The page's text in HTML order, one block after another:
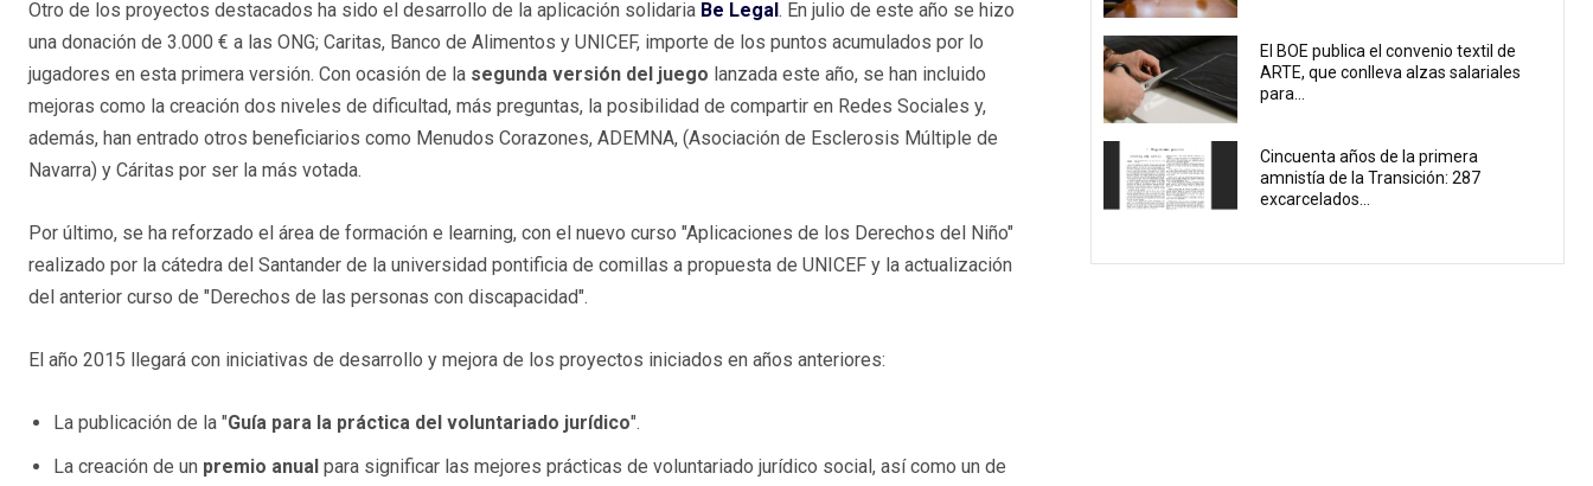
Otro de los proyectos destacados ha sido el desarrollo de la aplicación solidaria Be Legal . En julio de este año se hizo
una donación de 3.000 € a las ONG; Caritas, Banco de Alimentos y UNICEF, importe de los puntos acumulados por lo
jugadores en esta primera versión. Con ocasión de la segunda versión del juego lanzada este año, se han incluido
mejoras como la creación dos niveles de dificultad, más preguntas, la posibilidad de compartir en Redes Sociales y,
además, han entrado otros beneficiarios como Menudos Corazones, ADEMNA, (Asociación de Esclerosis Múltiple de
Navarra) y Cáritas por ser la más votada.
Por último, se ha reforzado el área de formación e learning, con el nuevo curso "Aplicaciones de los Derechos del Niño"
realizado por la cátedra del Santander de la universidad pontificia de comillas a propuesta de UNICEF y la actualización
del anterior curso de "Derechos de las personas con discapacidad".
El año 2015 llegará con iniciativas de desarrollo y mejora de los proyectos iniciados en años anteriores:
La publicación de la "Guía para la práctica del voluntariado jurídico".
La creación de un premio anual para significar las mejores prácticas de voluntariado jurídico social, así como un de
El BOE publica el convenio textil de
ARTE, que conlleva alzas salariales
para...
Cincuenta años de la primera
amnistía de la Transición: 287
excarcelados...